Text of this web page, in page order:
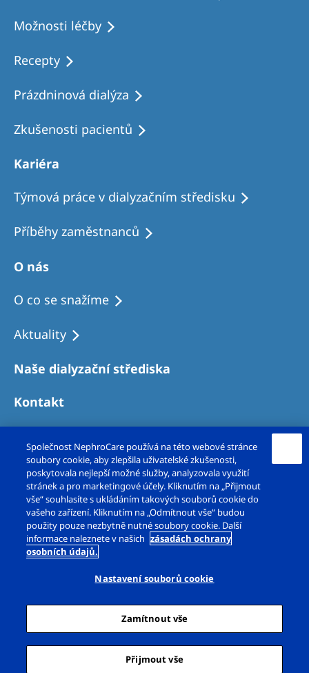
Možnosti léčby
Recepty
Prázdninová dialýza
Zkušenosti pacientů
Kariéra
Týmová práce v dialyzačním středisku
Příběhy zaměstnanců
O nás
O co se snažíme
Aktuality
Naše dialyzační střediska
Kontakt
Copyright © Fresenius Medical Care – DS, s.r.o.
2026. Všechna práva vyhrazena.
Právní upozornění
Zásady ochrany osobních údajů
Prohlášení o cookies
Nastavení souborů cookie
Mapa webu
Společnost NephroCare používá na této webové stránce
soubory cookie, aby zlepšila uživatelské zkušenosti,
poskytovala nejlepší možné služby, analyzovala využití
stránek a pro marketingové účely. Kliknutím na „Přijmout
vše“ souhlasíte s ukládáním takových souborů cookie do
vašeho zařízení. Kliknutím na „Odmítnout vše“ budou
použity pouze nezbytně nutné soubory cookie. Další
informace naleznete v našich zásadách ochrany
osobních údajů.
Nastavení souborů cookie
Zamítnout vše
Přijmout vše